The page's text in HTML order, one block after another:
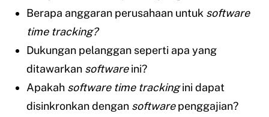
Berapa anggaran perusahaan untuk software
time tracking?
Dukungan pelanggan seperti apa yang
ditawarkan softwareini?
Apakah software time trackingini dapat
disinkronkan dengan softwarepenggajian?